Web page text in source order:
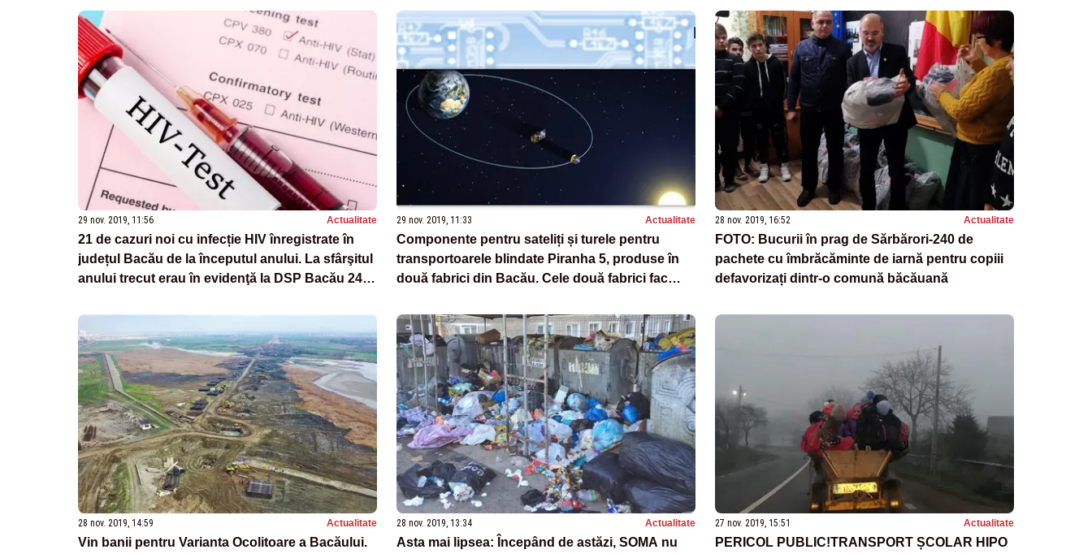
29 nov. 2019, 11:56 Actualitate
21 de cazuri noi cu infecție HIV înregistrate în
județul Bacău de la începutul anului. La sfârşitul
anului trecut erau în evidenţă la DSP Bacău 240
29 nov. 2019, 11:33 Actualitate
Componente pentru sateliți și turele pentru
transportoarele blindate Piranha 5, produse în
două fabrici din Bacău. Cele două fabrici fac
28 nov. 2019, 16:52 Actualitate
FOTO: Bucurii în prag de Sărbărori-240 de
pachete cu îmbrăcăminte de iarnă pentru copiii
defavorizați dintr-o comună băcăuană
28 nov. 2019, 14:59 Actualitate
Vin banii pentru Varianta Ocolitoare a Bacăului.
28 nov. 2019, 13:34 Actualitate
Asta mai lipsea: Începând de astăzi, SOMA nu
27 nov. 2019, 15:51 Actualitate
PERICOL PUBLIC!TRANSPORT ȘCOLAR HIPO